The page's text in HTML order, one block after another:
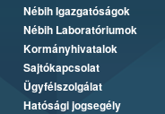
Nébih Igazgatóságok
Nébih Laboratóriumok
Kormányhivatalok
Sajtókapcsolat
Ügyfélszolgálat
Hatósági jogsegély